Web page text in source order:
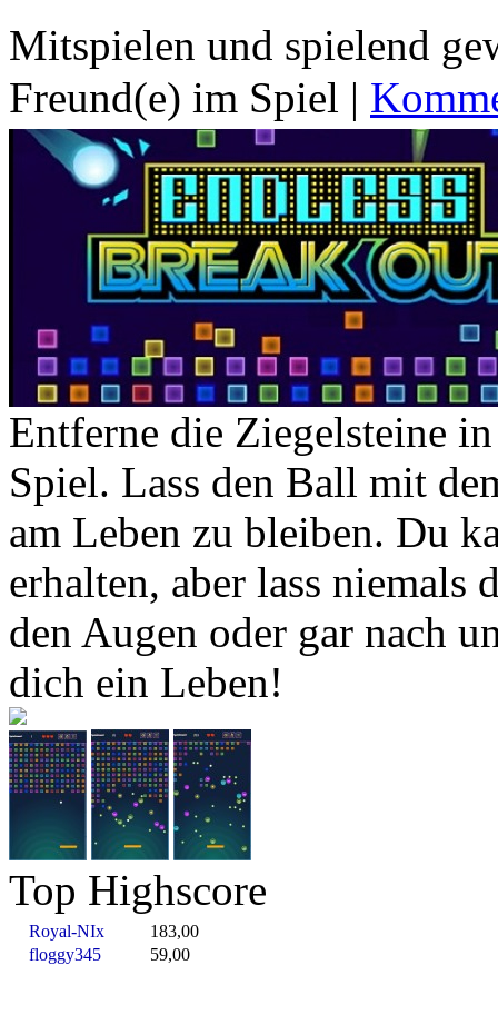
Mitspielen und spielend
Freund(e) im Spiel |
Entferne die Ziegelsteine
Spiel. Lass den Ball mit
am Leben zu bleiben. Du
erhalten, aber lass niemals
den Augen oder gar nach
dich ein Leben!
Top Highscore
Royal-NIx
183,00
floggy345
59,00